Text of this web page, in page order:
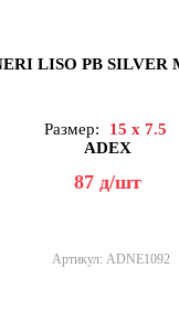
LISO PB SILVER
Размер:
15 x 7.5
ADEX
87 д/шт
Артикул: ADNE1092